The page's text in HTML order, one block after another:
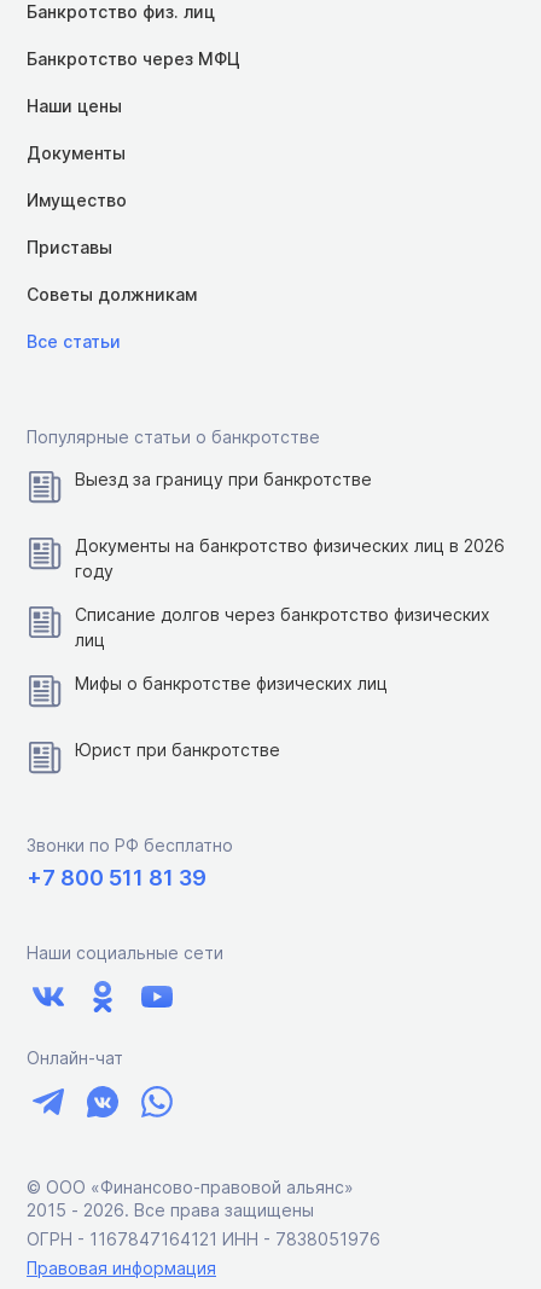
Банкротство физ. лиц
Банкротство через МФЦ
Наши цены
Документы
Имущество
Приставы
Советы должникам
Все статьи
Популярные статьи о банкротстве
Выезд за границу при банкротстве
Документы на банкротство физических лиц в 2026
году
Списание долгов через банкротство физических
лиц
Мифы о банкротстве физических лиц
Юрист при банкротстве
Звонки по РФ бесплатно
+7 800 511 81 39
Наши социальные сети
Онлайн-чат
© ООО «Финансово-правовой альянс»
2015 ‑ 2026. Все права защищены
ОГРН - 1167847164121 ИНН - 7838051976
Правовая информация